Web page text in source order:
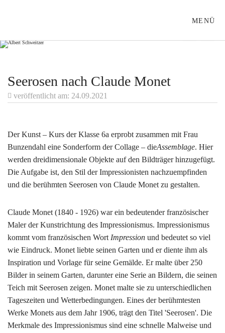
MENÜ
Seerosen nach Claude Monet
veröffentlicht am: 24.09.2021
Der Kunst – Kurs der Klasse 6a erprobt zusammen mit Frau
Bunzendahl eine Sonderform der Collage – dieAssemblage. Hier
werden dreidimensionale Objekte auf den Bildträger hinzugefügt.
Die Aufgabe ist, den Stil der Impressionisten nachzuempfinden
und die berühmten Seerosen von Claude Monet zu gestalten.
Claude Monet (1840 - 1926) war ein bedeutender französischer
Maler der Kunstrichtung des Impressionismus. Impressionismus
kommt vom französischen Wort Impression und bedeutet so viel
wie Eindruck. Monet liebte seinen Garten und er diente ihm als
Inspiration und Vorlage für seine Gemälde. Er malte über 250
Bilder in seinem Garten, darunter eine Serie an Bildern, die seinen
Teich mit Seerosen zeigen. Monet malte sie zu unterschiedlichen
Tageszeiten und Wetterbedingungen. Eines der berühmtesten
Werke Monets aus dem Jahr 1906, trägt den Titel 'Seerosen'. Die
Merkmale des Impressionismus sind eine schnelle Malweise und